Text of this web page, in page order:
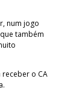
num jogo
também
o CA